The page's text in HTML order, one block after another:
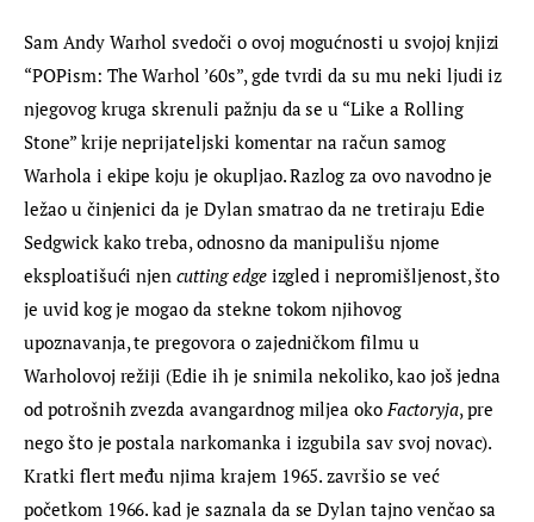
Sam Andy Warhol svedoči o ovoj mogućnosti u svojoj knjizi
“POPism: The Warhol ’60s”, gde tvrdi da su mu neki ljudi iz
njegovog kruga skrenuli pažnju da se u “Like a Rolling
Stone” krije neprijateljski komentar na račun samog
Warhola i ekipe koju je okupljao. Razlog za ovo navodno je
ležao u činjenici da je Dylan smatrao da ne tretiraju Edie
Sedgwick kako treba, odnosno da manipulišu njome
eksploatišući njen cutting edge izgled i nepromišljenost, što
je uvid kog je mogao da stekne tokom njihovog
upoznavanja, te pregovora o zajedničkom filmu u
Warholovoj režiji (Edie ih je snimila nekoliko, kao još jedna
od potrošnih zvezda avangardnog miljea oko Factoryja, pre
nego što je postala narkomanka i izgubila sav svoj novac).
Kratki flert među njima krajem 1965. završio se već
početkom 1966. kad je saznala da se Dylan tajno venčao sa